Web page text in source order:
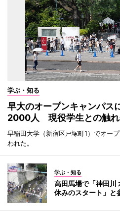
学ぶ・知る
早大のオープンキャンパス
2000人 現役学生との触れ
早稲田大学（新宿区戸塚町1）でオー
われた。
学ぶ・知る
高田馬場で「神田
休みのスタート」と